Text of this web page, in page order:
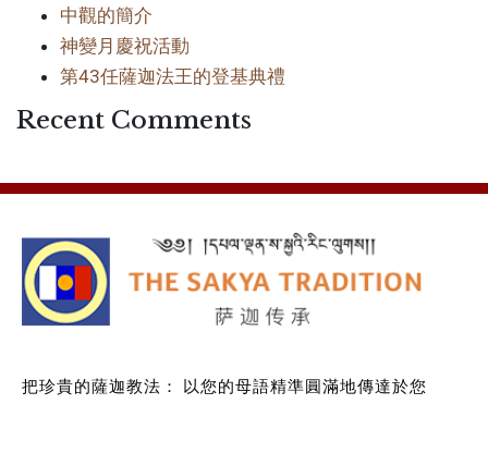
中觀的簡介
神變月慶祝活動
第43任薩迦法王的登基典禮
Recent Comments
把珍貴的薩迦教法： 以您的母語精準圓滿地傳達於您